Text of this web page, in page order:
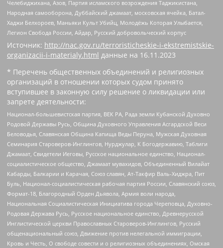
Челебиджихана, Азов, Партия исламского возрождения Таджикистана,
Народная самооборона, Дуббайский джамаат, московская ячейка, Батал-
Хаджи Белхороев, Маньяки Культ Убийц, Молодёжь Которая Улыбается,
Легион Свобода России, Айдар, Русский добровольческий корпус
Источник: http://nac.gov.ru/terroristicheskie-i-ekstremistskie-
organizacii-i-materialy.html данные на 16.11.2023
* Перечень общественных объединений и религиозных
организаций в отношении которых судом принято
вступившее в законную силу решение о ликвидации или
запрете деятельности:
Национал-большевистская партия, ВЕК РА, Рада земли Кубанской Духовно
Родовой Державы Русь, Община Духовного Управления Асгардской Веси
Беловодья, Славянская Община Капища Веды Перуна, Мужская Духовная
Семинария Староверов-Инглингов, Нурджулар, К Богодержавию, Таблиги
Джамаат, Свидетели Иеговы, Русское национальное единство, Национал-
социалистическое общество, Джамаат мувахидов, Объединенный Вилайат
Кабарды, Балкарии и Карачая, Союз славян, Ат-Такфир Валь-Хиджра, Пит
Буль, Национал-социалистическая рабочая партия России, Славянский союз,
Формат-18, Благородный Орден Дьявола, Армия воли народа,
Национальная Социалистическая Инициатива города Череповца, Духовно-
Родовая Держава Русь, Русское национальное единство, Древнерусской
Инглистической церкви Православных Староверов-Инглингов, Русский
общенациональный союз, Движение против нелегальной иммиграции,
Кровь и Честь, О свободе совести и о религиозных объединениях, Омская